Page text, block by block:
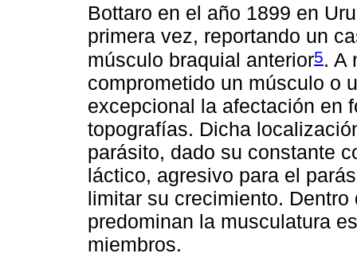
Bottaro en el año 1899 en
primera vez, reportando un
músculo braquial anterior5. A
comprometido un músculo o
excepcional la afectación en
topografías. Dicha
parásito, dado su constante
láctico, agresivo para el
limitar su crecimiento.
predominan la musculatura
miembros.